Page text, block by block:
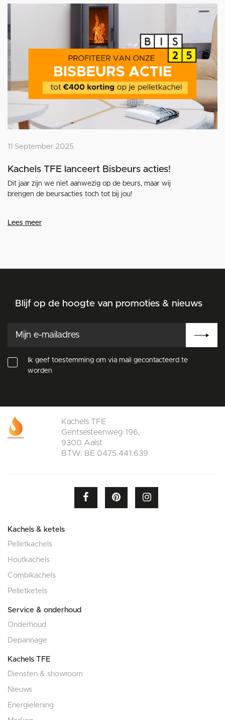
11 September 2025
Kachels TFE lanceert Bisbeurs acties!
Dit jaar zijn we niet aanwezig op de beurs, maar wij
brengen de beursacties toch tot bij jou!
Lees meer
Blijf op de hoogte van promoties & nieuws
Ik geef toestemming om via mail gecontacteerd te
worden
Kachels & ketels
Pelletkachels
Houtkachels
Combikachels
Pelletketels
Service & onderhoud
Onderhoud
Depannage
Kachels TFE
Diensten & showroom
Nieuws
Energielening
Kachels TFE
Gentsesteenweg 196,
9300 Aalst
BTW: BE 0475.441.639